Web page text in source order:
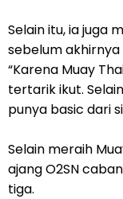
Selain itu, ia juga
sebelum
“Karena Muay
tertarik ikut.
punya basic dari
Selain meraih
ajang O2SN
tiga.